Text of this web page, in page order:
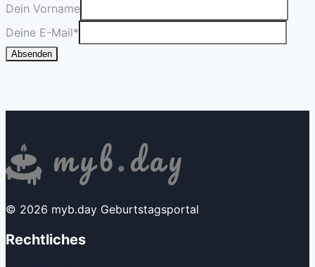
Dein Vorname
Deine E-Mail*
Absenden
© 2026 myb.day Geburtstagsportal
Rechtliches